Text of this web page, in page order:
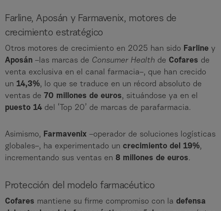
Farline, Aposán y Farmavenix, motores de
crecimiento estratégico
Otros motores de crecimiento en 2025 han sido Farline y
Aposán –las marcas de Consumer Health de Cofares de
venta exclusiva en el canal farmacia–, que han crecido
un 14,3%, lo que se traduce en un récord absoluto de
ventas de 70 millones de euros, situándose ya en el
puesto 14 del ‘Top 20’ de marcas de parafarmacia.
Asimismo, Farmavenix –operador de soluciones logísticas
globales–, ha experimentado un crecimiento del 19%,
incrementando sus ventas en 8 millones de euros.
Protección del modelo farmacéutico
Cofares mantiene su firme compromiso con la defensa